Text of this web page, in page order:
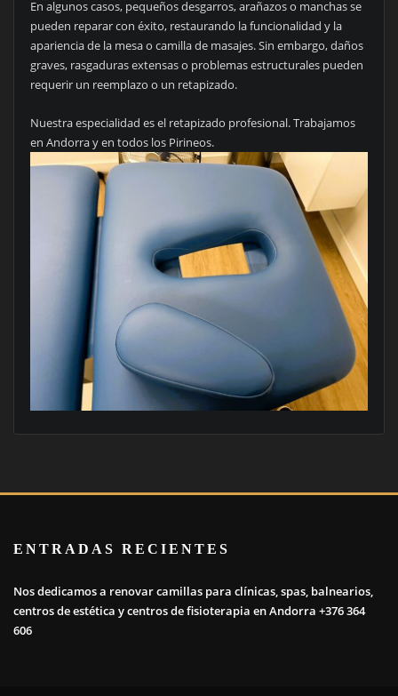
En algunos casos, pequeños desgarros, arañazos o manchas se
pueden reparar con éxito, restaurando la funcionalidad y la
apariencia de la mesa o camilla de masajes. Sin embargo, daños
graves, rasgaduras extensas o problemas estructurales pueden
requerir un reemplazo o un retapizado.
Nuestra especialidad es el retapizado profesional. Trabajamos
en Andorra y en todos los Pirineos.
ENTRADAS RECIENTES
Nos dedicamos a renovar camillas para clínicas, spas, balnearios,
centros de estética y centros de fisioterapia en Andorra +376 364
606